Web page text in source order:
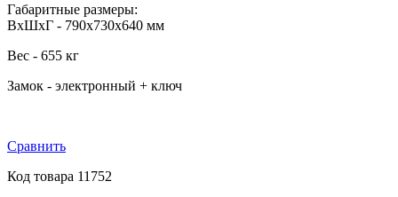
Габаритные размеры:
ВхШхГ - 790х730х640 мм
Вес - 655 кг
Замок - электронный + ключ
Сравнить
Код товара 11752